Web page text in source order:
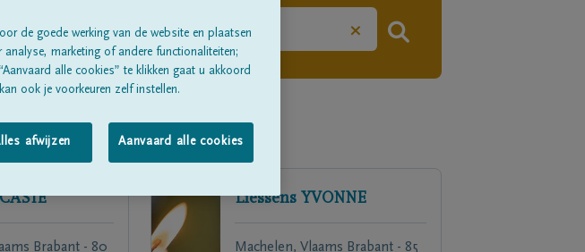
×
Brabant - 80
Liessens YVONNE
Machelen, Vlaams Brabant - 85
de goede werking van de website en plaatsen
marketing of andere functionaliteiten;
alle cookies” te klikken gaat u akkoord
ook je voorkeuren zelf instellen.
afwijzen Aanvaard alle cookies